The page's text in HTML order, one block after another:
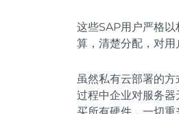
这些SAP用户严格
算，清楚分配，对用
虽然私有云部署的
过程中企业对服务